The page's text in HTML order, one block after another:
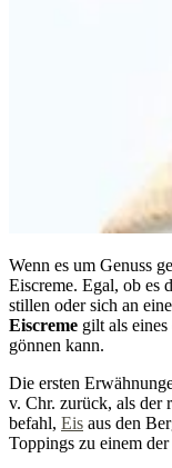
Wenn es um Genuss
Eiscreme. Egal, ob es
stillen oder sich an
Eiscreme gilt als
gönnen kann.
Die ersten
v. Chr. zurück, als der
befahl, Eis aus den
Toppings zu einem